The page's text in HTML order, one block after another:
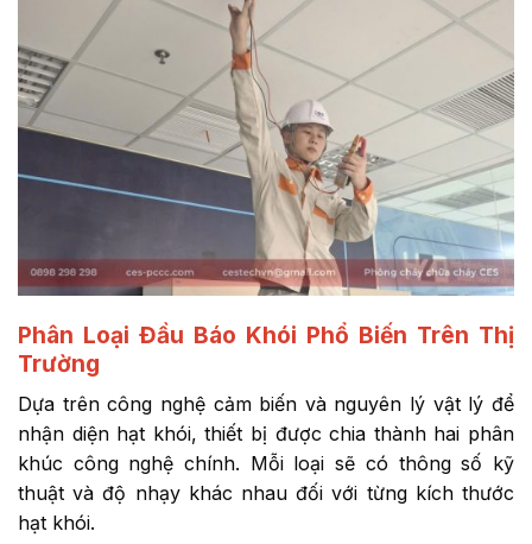
Phân Loại Đầu Báo Khói Phổ Biến Trên Thị
Trường
Dựa trên công nghệ cảm biến và nguyên lý vật lý để
nhận diện hạt khói, thiết bị được chia thành hai phân
khúc công nghệ chính. Mỗi loại sẽ có thông số kỹ
thuật và độ nhạy khác nhau đối với từng kích thước
hạt khói.